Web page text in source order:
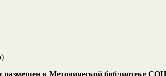
размещен в Методической библиотеке